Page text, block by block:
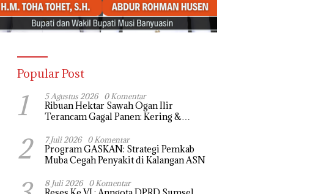
Popular Post
1 5 Agustus 2026 0 Komentar
Ribuan Hektar Sawah Ogan Ilir
Terancam Gagal Panen: Kering &
2 7 Juli 2026 0 Komentar
Program GASKAN: Strategi Pemkab
Muba Cegah Penyakit di Kalangan ASN
8 Juli 2026 0 Komentar